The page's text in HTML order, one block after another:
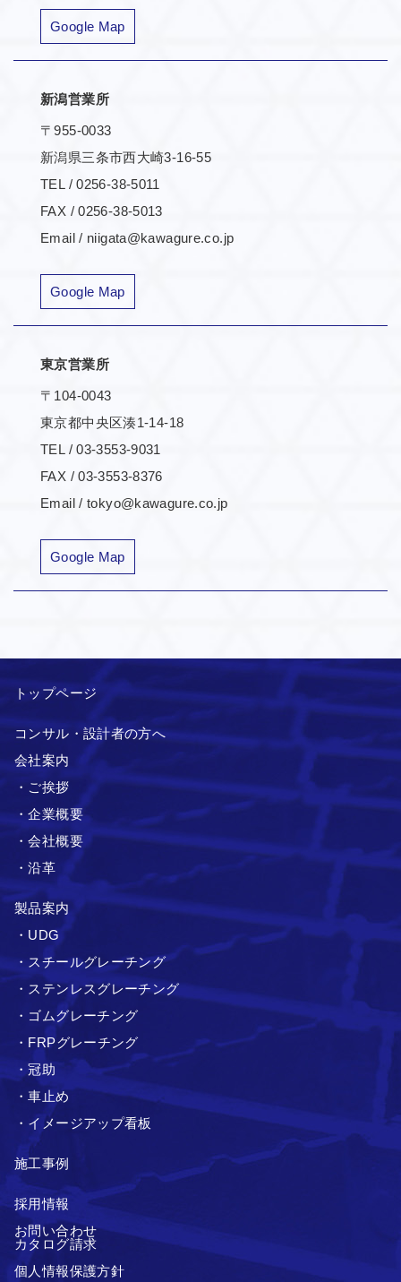
Google Map
新潟営業所
〒955-0033
新潟県三条市西大崎3-16-55
TEL / 0256-38-5011
FAX / 0256-38-5013
Email / niigata@kawagure.co.jp
Google Map
東京営業所
〒104-0043
東京都中央区湊1-14-18
TEL / 03-3553-9031
FAX / 03-3553-8376
Email / tokyo@kawagure.co.jp
Google Map
トップページ
コンサル・設計者の方へ
会社案内
・ご挨拶
・企業概要
・会社概要
・沿革
製品案内
・UDG
・スチールグレーチング
・ステンレスグレーチング
・ゴムグレーチング
・FRPグレーチング
・冠助
・車止め
・イメージアップ看板
施工事例
採用情報
お問い合わせ
カタログ請求
個人情報保護方針